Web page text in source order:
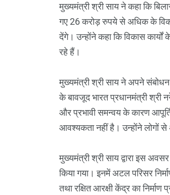
मुख्यमंत्री श्री साय ने कहा कि
गए 26 करोड़ रुपये से अधिक के
देंगे। उन्होंने कहा कि विकास
रहे हैं।
मुख्यमंत्री श्री साय ने अपने
के बावजूद भारत प्रधानमंत्री श्री
और प्रभावी समन्वय के कारण
आवश्यकता नहीं है। उन्होंने लोगों से
मुख्यमंत्री श्री साय द्वारा इस
किया गया। इनमें अटल परिसर
तथा रक्षित आरक्षी केंद्र का